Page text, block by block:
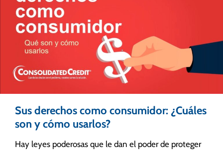
Sus derechos como consumidor: ¿Cuáles
son y cómo usarlos?
Hay leyes poderosas que le dan el poder de proteger